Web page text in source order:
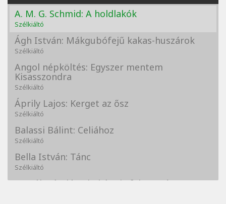
A. M. G. Schmid: A holdlakók
Szélkiáltó
Ágh István: Mákgubófejű kakas-huszárok
Szélkiáltó
Angol népköltés: Egyszer mentem
Kisasszondra
Szélkiáltó
Áprily Lajos: Kerget az ősz
Szélkiáltó
Balassi Bálint: Celiához
Szélkiáltó
Bella István: Tánc
Szélkiáltó
Bertók László: A kukára is fel vagy írva